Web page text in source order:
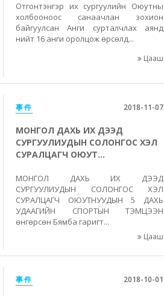
Отгонтэнгэр их сургуулийн Оюутны
холбооноос санаачлан зохион
байгуулсан Анги сурталчлах аянд
нийт 16 анги оролцож өрсөлд...
Цааш
事件 2018-11-07
МОНГОЛ ДАХЬ ИХ ДЭЭД
СУРГУУЛИУДЫН СОЛОНГОС ХЭЛ
СУРАЛЦАГЧ ОЮУТ...
МОНГОЛ ДАХЬ ИХ ДЭЭД
СУРГУУЛИУДЫН СОЛОНГОС ХЭЛ
СУРАЛЦАГЧ ОЮУТНУУДЫН 5 ДАХЬ
УДААГИЙН СПОРТЫН ТЭМЦЭЭН
өнгөрсөн Бямба гаригт...
Цааш
事件 2018-10-01